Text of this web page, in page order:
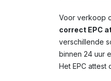
Voor verkoop
correct EPC
verschillende
binnen 24 uur
Het EPC attest